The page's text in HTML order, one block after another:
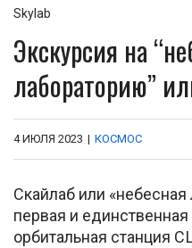
Skylab
Экскурсия на
лабораторию”
4 ИЮЛЯ 2023 | КОСМОС
Скайлaб или
первая и
орбитальная станция